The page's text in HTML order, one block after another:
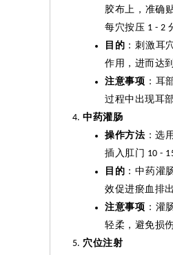
胶布上，准确
每穴按压 1 - 2
目的 ：刺激耳
作用，进而达
注意事项 ：耳
过程中出现耳
中药灌肠
操作方法 ：选
插入肛门 10 -
目的 ：中药灌
效促进瘀血排
注意事项 ：灌
轻柔，避免损
穴位注射